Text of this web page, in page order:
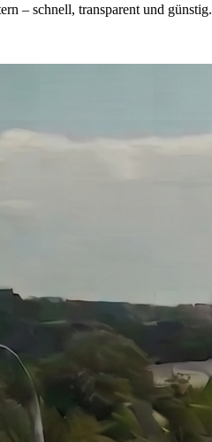
– schnell, transparent und günstig.